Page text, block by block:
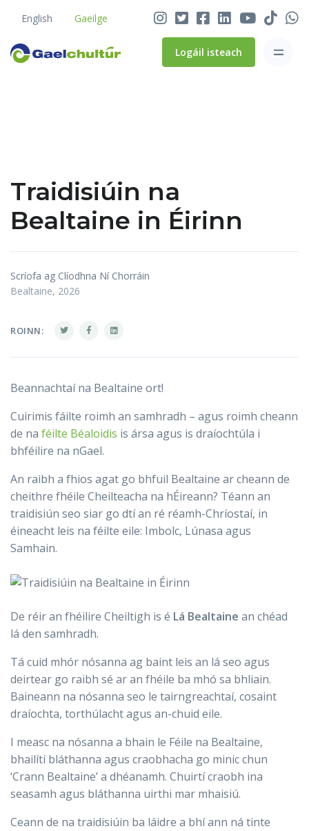
English Gaeilge
Logáil isteach
Traidisiúin na
Bealtaine in Éirinn
Scríofa ag Clíodhna Ní Chorráin
Bealtaine, 2026
ROINN:
Beannachtaí na Bealtaine ort!
Cuirimis fáilte roimh an samhradh – agus roimh cheann
de na féilte Béaloidis is ársa agus is draíochtúla i
bhféilire na nGael.
An raibh a fhios agat go bhfuil Bealtaine ar cheann de
cheithre fhéile Cheilteacha na hÉireann? Téann an
traidisiún seo siar go dtí an ré réamh-Chríostaí, in
éineacht leis na féilte eile: Imbolc, Lúnasa agus
Samhain.
De réir an fhéilire Cheiltigh is é Lá Bealtaine an chéad
lá den samhradh.
Tá cuid mhór nósanna ag baint leis an lá seo agus
deirtear go raibh sé ar an fhéile ba mhó sa bhliain.
Baineann na nósanna seo le tairngreachtaí, cosaint
draíochta, torthúlacht agus an-chuid eile.
I measc na nósanna a bhain le Féile na Bealtaine,
bhailítí bláthanna agus craobhacha go minic chun
‘Crann Bealtaine’ a dhéanamh. Chuirtí craobh ina
seasamh agus bláthanna uirthi mar mhaisiú.
Ceann de na traidisiúin ba láidre a bhí ann ná tinte